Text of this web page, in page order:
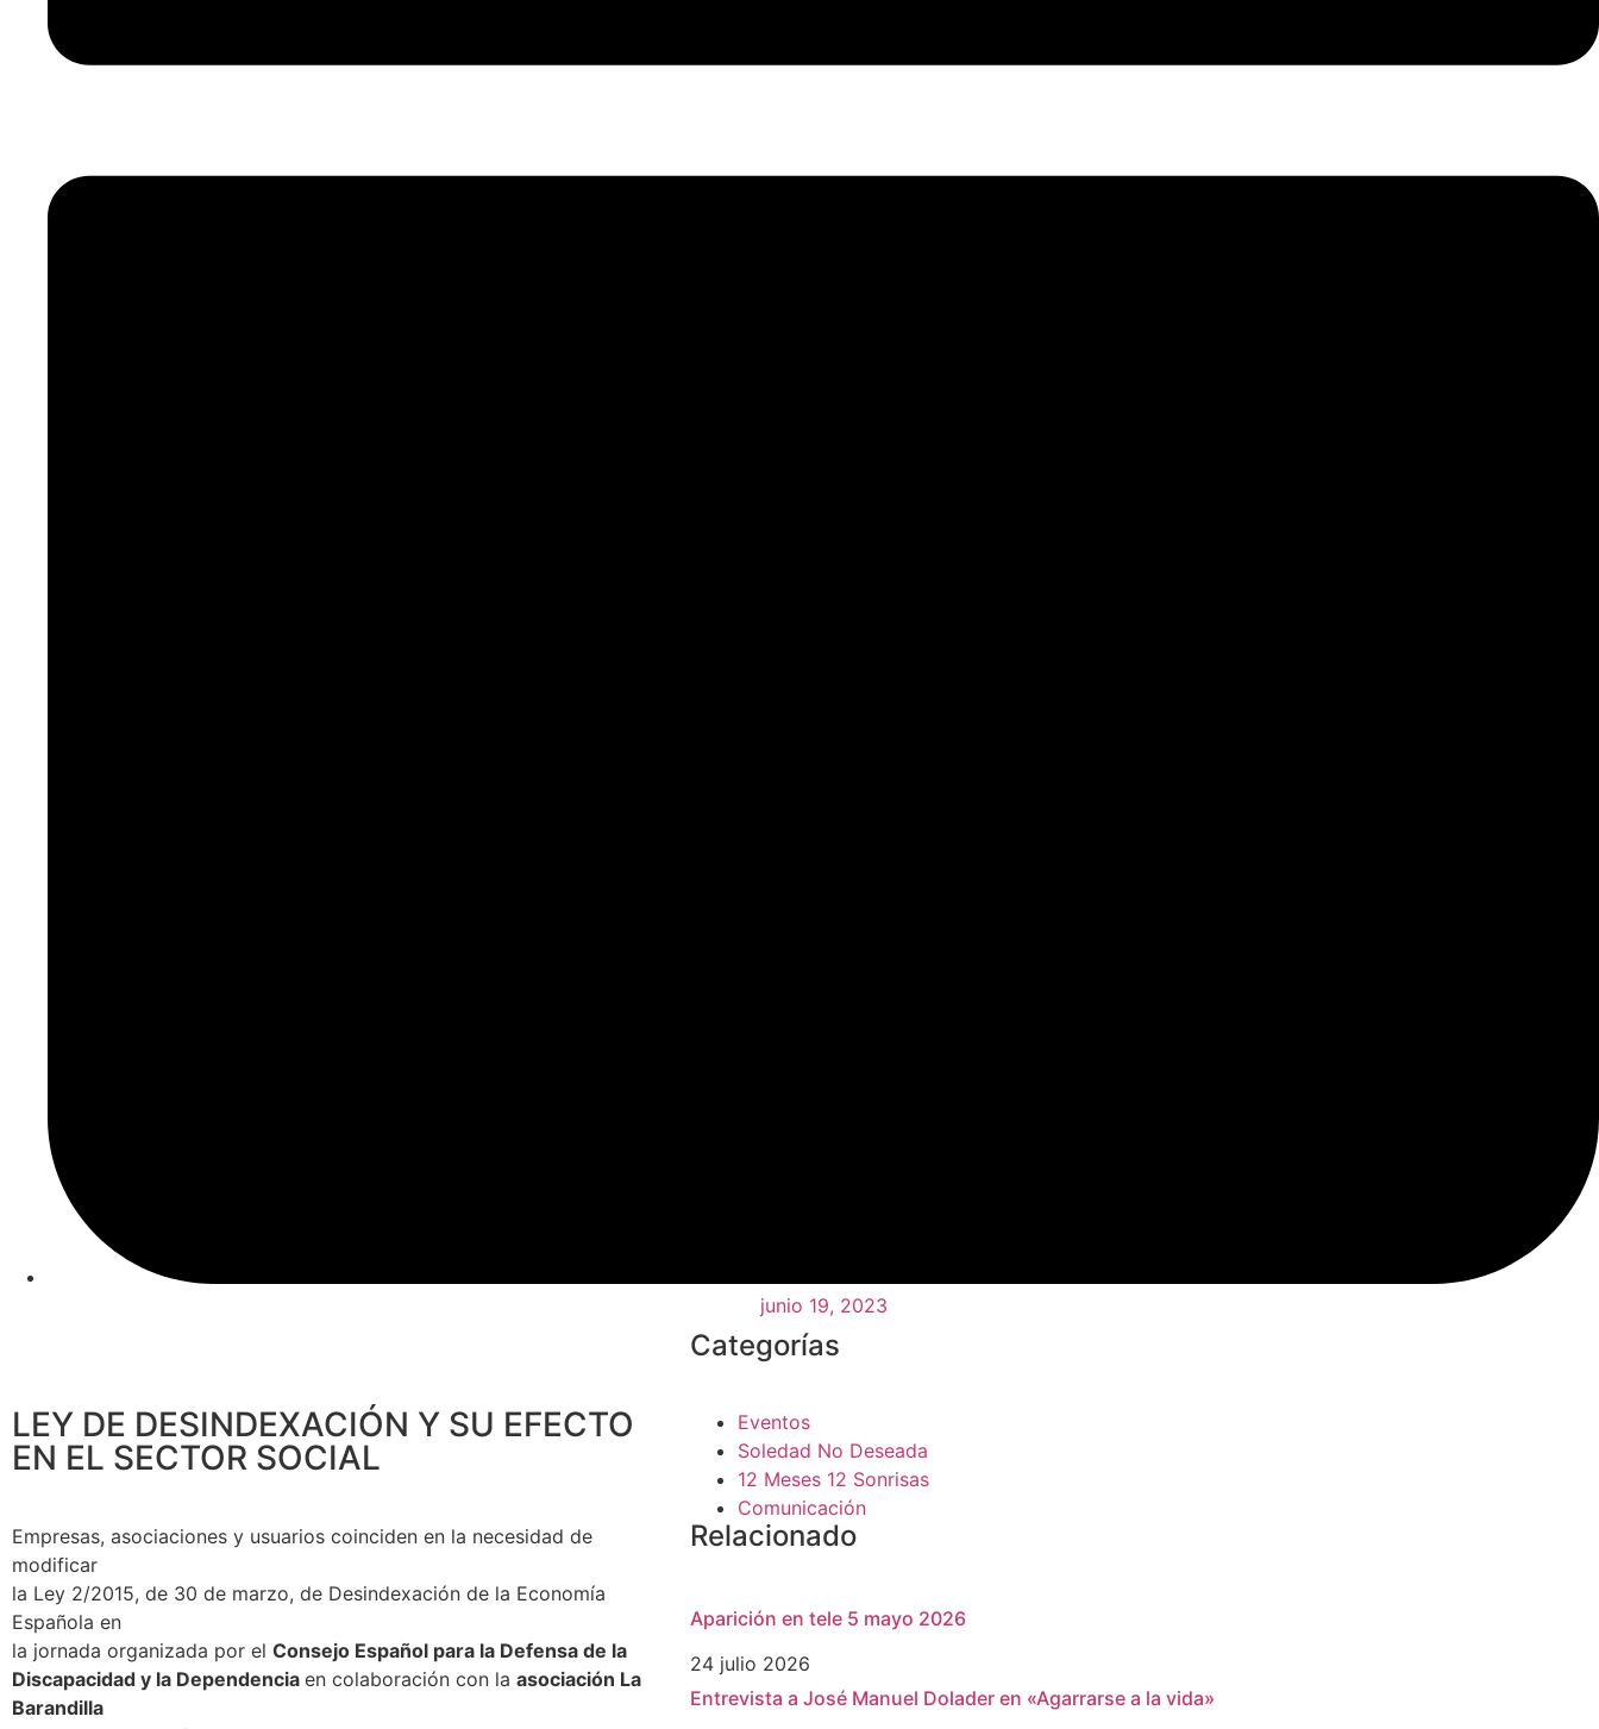
junio 19, 2023
LEY DE DESINDEXACIÓN Y SU EFECTO
EN EL SECTOR SOCIAL
Empresas, asociaciones y usuarios coinciden en la necesidad de
modificar
la Ley 2/2015, de 30 de marzo, de Desindexación de la Economía
Española en
la jornada organizada por el Consejo Español para la Defensa de la
Discapacidad y la Dependencia en colaboración con la asociación La
Barandilla
Categorías
Eventos
Soledad No Deseada
12 Meses 12 Sonrisas
Comunicación
Relacionado
Aparición en tele 5 mayo 2026
24 julio 2026
Entrevista a José Manuel Dolader en «Agarrarse a la vida»